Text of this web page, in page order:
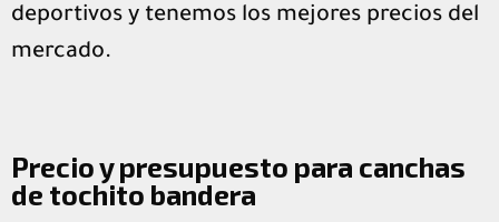
deportivos y tenemos los mejores precios del
mercado.
Precio y presupuesto para canchas
de tochito bandera